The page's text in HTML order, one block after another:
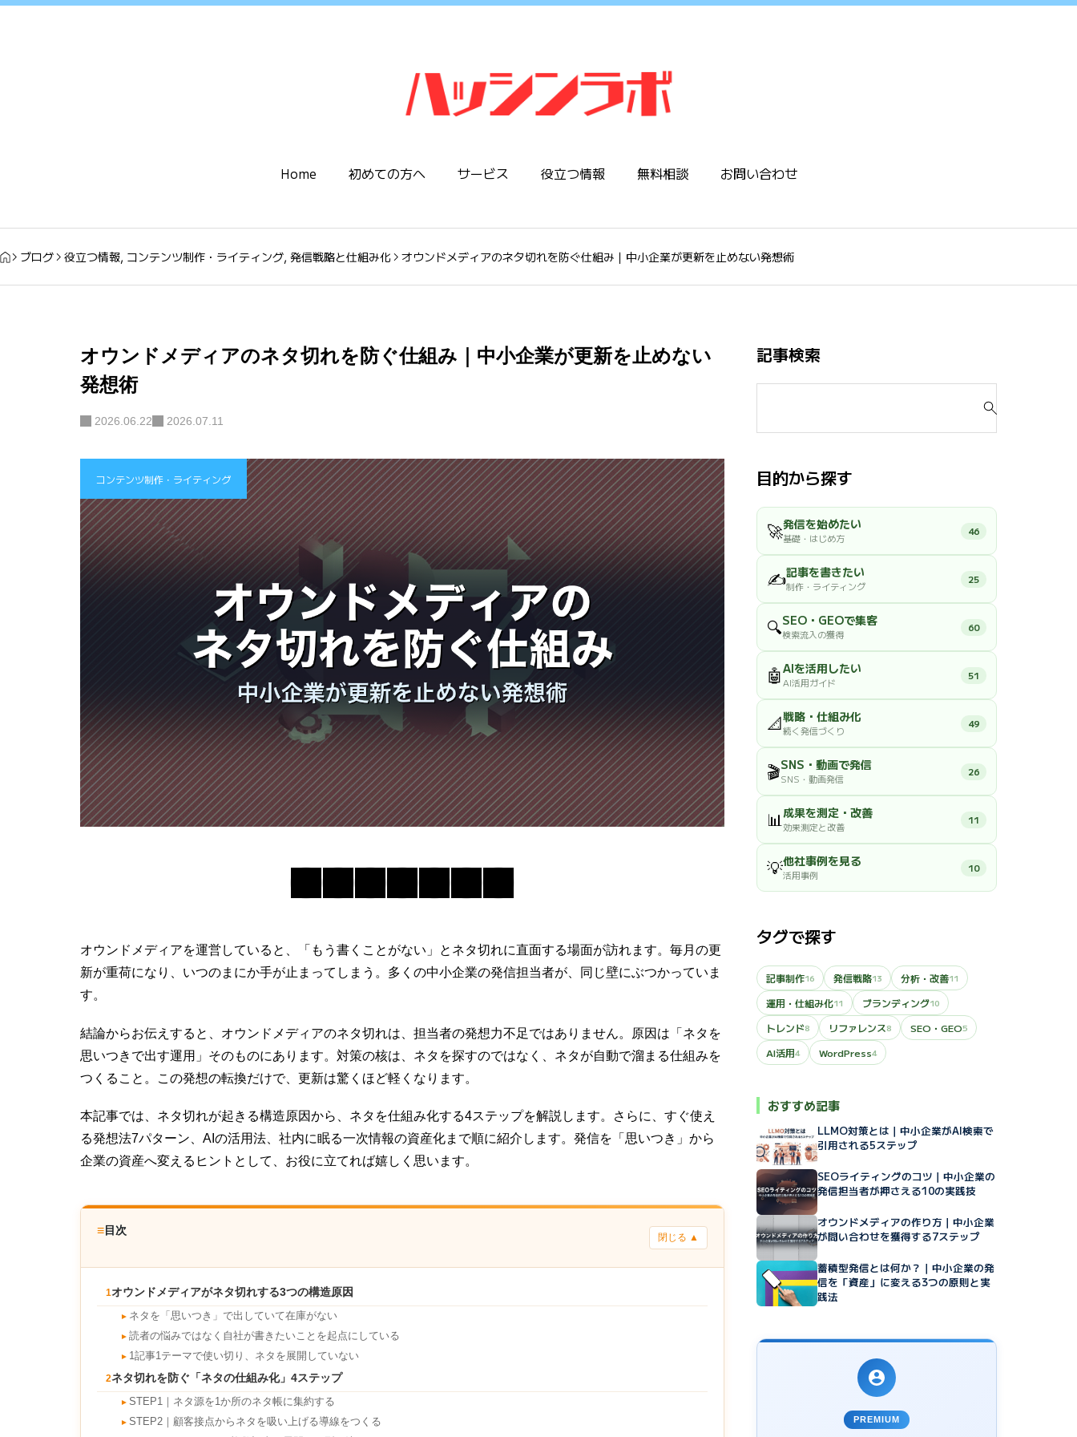
Home 初めての方へ サービス 役立つ情報 無料相談 お問い合わせ
ブログ 役立つ情報, コンテンツ制作・ライティング, 発信戦略と仕組み化 オウンドメディアのネタ切れを防ぐ仕組み｜中小企業が更新を止めない発想術
オウンドメディアのネタ切れを防ぐ仕組み｜中小企業が更新を止めない
発想術
2026.06.22 2026.07.11
コンテンツ制作・ライティング
オウンドメディアを運営していると、「もう書くことがない」と ネタ切れに直面する場面が訪れます。毎月の更
新が重荷になり、いつのまにか手が止まってしまう。多くの中小企業の発信担当者が、同じ壁にぶつかっていま
す。
結論からお伝えすると、 オウンドメディアのネタ切れは、担当者の発想力不足ではありません。原因は「ネタを
思いつきで出す運用」そのものにあります。対策の核は、ネタを探すのではなく、ネタが自動で溜まる仕組みを
つくること。この発想の転換だけで、更新は驚くほど軽くなります。
本記事では、ネタ切れが起きる構造原因から、ネタを仕組み化する4ステップを解説します。さらに、すぐ使え
る発想法7パターン、AIの活用法、社内に眠る一次情報の資産化まで順に紹介します。発信を「思いつき」から
企業の資産へ変えるヒントとして、お役に立てれば嬉しく思います。
≡目次
閉じる ▲
1オウンドメディアがネタ切れする3つの構造原因
► ネタを「思いつき」で出していて在庫がない
► 読者の悩みではなく自社が書きたいことを起点にしている
► 1記事1テーマで使い切り、ネタを展開していない
2ネタ切れを防ぐ「ネタの仕組み化」4ステップ
► STEP1｜ネタ源を1か所のネタ帳に集約する
► STEP2｜顧客接点からネタを吸い上げる導線をつくる
記事検索
対
:目的から探す
🚀発信を始めたい
基礎・はじめ方
46
✍️記事を書きたい
制作・ライティング
25
🔍SEO・GEOで集客
検索流入の獲得
60
🤖AIを活用したい
AI活用ガイド
51
📐戦略・仕組み化
続く発信づくり
49
🎬SNS・動画で発信
SNS・動画発信
26
📊成果を測定・改善
効果測定と改善
11
💡他社事例を見る
活用事例
10
タグで探す
記事制作16 発信戦略13 分析・改善11
運用・仕組み化11 ブランディング10
トレンド8 リファレンス8 SEO・GEO5
AI活用4 WordPress4
おすすめ記事
LLMO対策とは｜中小企業がAI検索で
引用される5ステップ
SEOライティングのコツ｜中小企業の
発信担当者が押さえる10の実践技
オウンドメディアの作り方｜中小企業
が問い合わせを獲得する7ステップ
蓄積型発信とは何か？｜中小企業の発
信を「資産」に変える3つの原則と実
践法
PREMIUM